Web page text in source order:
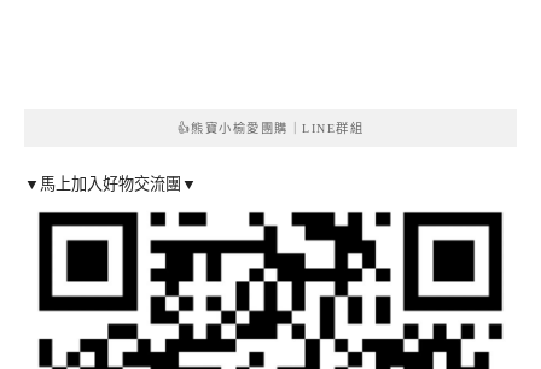
👍熊寶小榆愛團購｜LINE群組
▼馬上加入好物交流團▼